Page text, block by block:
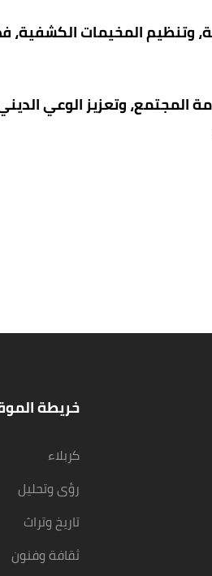
وتنظيم المخيمات
وتعزيز الوعي
خريطة
كربلاء
رؤى وتحليل
تاريخ وتراث
ثقافة وفنون